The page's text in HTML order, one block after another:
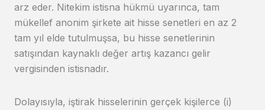
arz eder. Nitekim istisna hükmü uyarınca, tam
mükellef anonim şirkete ait hisse senetleri en az 2
tam yıl elde tutulmuşsa, bu hisse senetlerinin
satışından kaynaklı değer artış kazancı gelir
vergisinden istisnadır.
Dolayısıyla, iştirak hisselerinin gerçek kişilerce (i)